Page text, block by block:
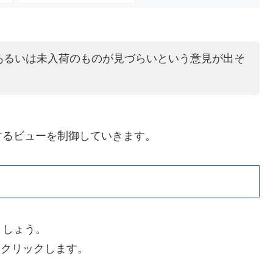
いは未入荷のものが見づらいという意見が出そ
ビューを制御していきます。
ょう。
リックします。